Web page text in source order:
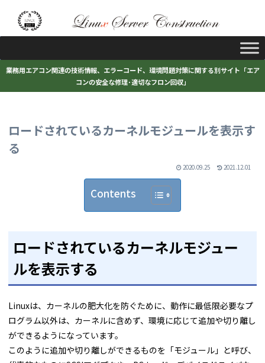
業務用エアコン関連の技術情報、エラーコード、環境問題対策に関する別サイト「エア
コンの安全な修理･適切なフロン回収」
ロードされているカーネルモジュールを表示す
る
2020.09.25 2021.12.01
Contents
ロードされているカーネルモジュー
ルを表示する
Linuxは、カーネルの肥大化を防ぐために、動作に最低限必要なプ
ログラム以外は、カーネルに含めず、環境に応じて追加や切り離し
ができるようになっています。
このように追加や切り離しができるものを「モジュール」と呼び、